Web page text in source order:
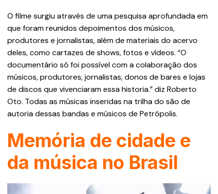
O filme surgiu através de uma pesquisa aprofundada em
que foram reunidos depoimentos dos músicos,
produtores e jornalistas, além de materiais do acervo
deles, como cartazes de shows, fotos e vídeos. “O
documentário só foi possível com a colaboração dos
músicos, produtores, jornalistas, donos de bares e lojas
de discos que vivenciaram essa historia.” diz Roberto
Oto. Todas as músicas inseridas na trilha do são de
autoria dessas bandas e músicos de Petrópolis.
Memória de cidade e
da música no Brasil